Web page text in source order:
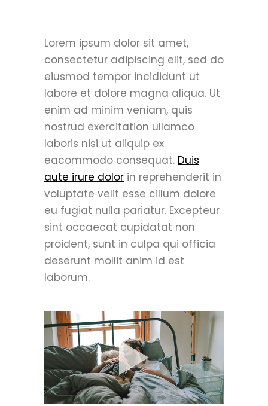
Lorem ipsum dolor sit amet,
consectetur adipiscing elit, sed do
eiusmod tempor incididunt ut
labore et dolore magna aliqua. Ut
enim ad minim veniam, quis
nostrud exercitation ullamco
laboris nisi ut aliquip ex
eacommodo consequat. Duis
aute irure dolor in reprehenderit in
voluptate velit esse cillum dolore
eu fugiat nulla pariatur. Excepteur
sint occaecat cupidatat non
proident, sunt in culpa qui officia
deserunt mollit anim id est
laborum.